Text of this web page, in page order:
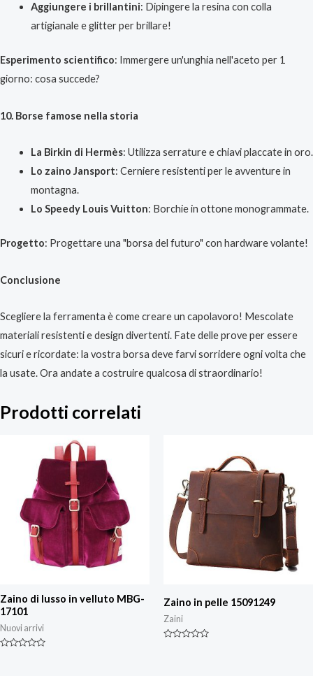
Aggiungere i brillantini: Dipingere la resina con colla
artigianale e glitter per brillare!
Esperimento scientifico: Immergere un'unghia nell'aceto per 1
giorno: cosa succede?
10. Borse famose nella storia
La Birkin di Hermès: Utilizza serrature e chiavi placcate in oro.
Lo zaino Jansport: Cerniere resistenti per le avventure in
montagna.
Lo Speedy Louis Vuitton: Borchie in ottone monogrammate.
Progetto: Progettare una "borsa del futuro" con hardware volante!
Conclusione
Scegliere la ferramenta è come creare un capolavoro! Mescolate
materiali resistenti e design divertenti. Fate delle prove per essere
sicuri e ricordate: la vostra borsa deve farvi sorridere ogni volta che
la usate. Ora andate a costruire qualcosa di straordinario!
Prodotti correlati
Zaino di lusso in velluto MBG-
17101
Nuovi arrivi
Zaino in pelle 15091249
Zaini